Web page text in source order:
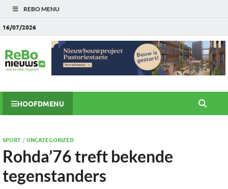
REBO MENU
16/07/2026
HOOFDMENU
SPORT/UNCATEGORIZED
Rohda’76 treft bekende
tegenstanders